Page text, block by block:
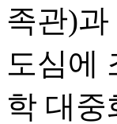
족관)
도심에
학 대